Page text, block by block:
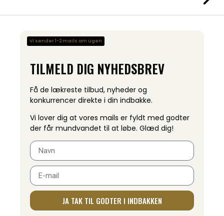
Vi sender 1-2 mails om ugen
TILMELD DIG NYHEDSBREV
Få de lækreste tilbud, nyheder og
konkurrencer direkte i din indbakke.
Vi lover dig at vores mails er fyldt med godter
der får mundvandet til at løbe. Glæd dig!
JA TAK TIL GODTER I INDBAKKEN